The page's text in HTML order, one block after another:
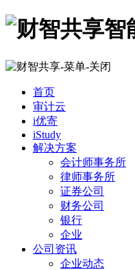
首页
审计云
i优寄
iStudy
解决方案
会计师事务所
律师事务所
证券公司
财务公司
银行
企业
公司资讯
企业动态